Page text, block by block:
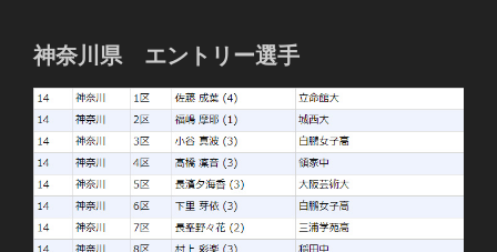
神奈川県 エントリー選手